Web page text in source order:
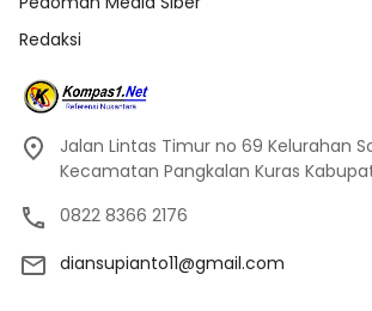
Redaksi
Jalan Lintas Timur no 69 Kelurahan
Kecamatan Pangkalan Kuras
0822 8366 2176
diansupianto11@gmail.com